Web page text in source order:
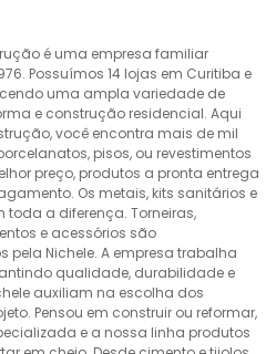
é uma empresa familiar
Possuímos 14 lojas em Curitiba e
uma ampla variedade de
e construção residencial. Aqui
você encontra mais de mil
pisos, ou revestimentos
preço, produtos a pronta entrega
Os metais, kits sanitários e
a diferença. Torneiras,
e acessórios são
Nichele. A empresa trabalha
qualidade, durabilidade e
auxiliam na escolha dos
Pensou em construir ou reformar,
e a nossa linha produtos